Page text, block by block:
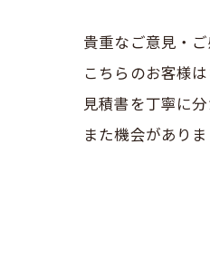
貴重なご意見・
こちらのお客様
見積書を丁寧に
また機会があり